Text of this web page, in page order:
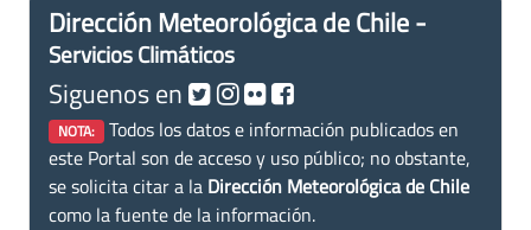
Dirección Meteorológica de Chile -
Servicios Climáticos
Siguenos en
NOTA: Todos los datos e información publicados en
este Portal son de acceso y uso público; no obstante,
se solicita citar a la Dirección Meteorológica de Chile
como la fuente de la información.